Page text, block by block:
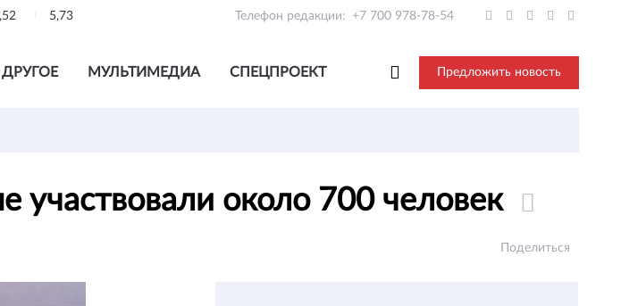
5,73 Телефон редакции: +7 700 978-78-54
ДРУГОЕ МУЛЬТИМЕДИА СПЕЦПРОЕКТ Предложить новость
участвовали около 700 человек
Поделиться